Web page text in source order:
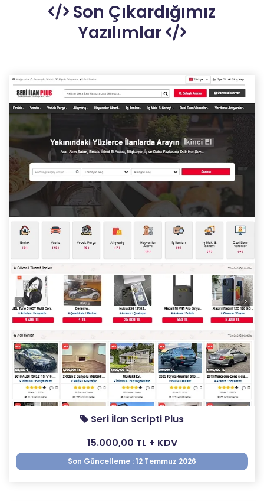
Son Çıkardığımız
Yazılımlar
Seri İlan Scripti Plus
15.000,00 TL + KDV
Son Güncelleme : 12 Temmuz 2026